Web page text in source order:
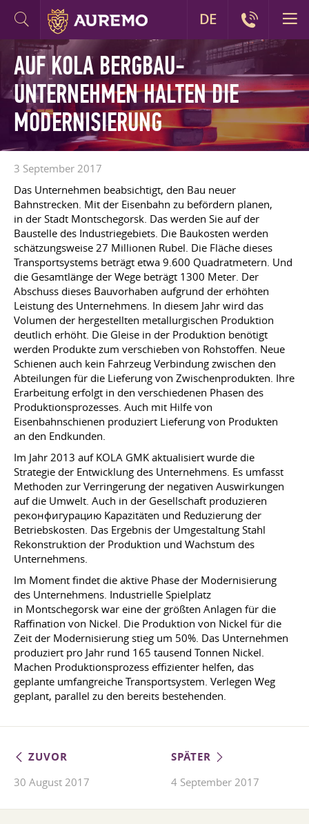
AUF KOLA BERGBAU-
UNTERNEHMEN HALTEN DIE
MODERNISIERUNG
3 September 2017
Das Unternehmen beabsichtigt, den Bau neuer
Bahnstrecken. Mit der Eisenbahn zu befördern planen,
in der Stadt Montschegorsk. Das werden Sie auf der
Baustelle des Industriegebiets. Die Baukosten werden
schätzungsweise 27 Millionen Rubel. Die Fläche dieses
Transportsystems beträgt etwa 9.600 Quadratmetern. Und
die Gesamtlänge der Wege beträgt 1300 Meter. Der
Abschuss dieses Bauvorhaben aufgrund der erhöhten
Leistung des Unternehmens. In diesem Jahr wird das
Volumen der hergestellten metallurgischen Produktion
deutlich erhöht. Die Gleise in der Produktion benötigt
werden Produkte zum verschieben von Rohstoffen. Neue
Schienen auch kein Fahrzeug Verbindung zwischen den
Abteilungen für die Lieferung von Zwischenprodukten. Ihre
Erarbeitung erfolgt in den verschiedenen Phasen des
Produktionsprozesses. Auch mit Hilfe von
Eisenbahnschienen produziert Lieferung von Produkten
an den Endkunden.
Im Jahr 2013 auf KOLA GMK aktualisiert wurde die
Strategie der Entwicklung des Unternehmens. Es umfasst
Methoden zur Verringerung der negativen Auswirkungen
auf die Umwelt. Auch in der Gesellschaft produzieren
реконфигурацию Kapazitäten und Reduzierung der
Betriebskosten. Das Ergebnis der Umgestaltung Stahl
Rekonstruktion der Produktion und Wachstum des
Unternehmens.
Im Moment findet die aktive Phase der Modernisierung
des Unternehmens. Industrielle Spielplatz
in Montschegorsk war eine der größten Anlagen für die
Raffination von Nickel. Die Produktion von Nickel für die
Zeit der Modernisierung stieg um 50%. Das Unternehmen
produziert pro Jahr rund 165 tausend Tonnen Nickel.
Machen Produktionsprozess effizienter helfen, das
geplante umfangreiche Transportsystem. Verlegen Weg
geplant, parallel zu den bereits bestehenden.
ZUVOR
30 August 2017
SPÄTER
4 September 2017
DE